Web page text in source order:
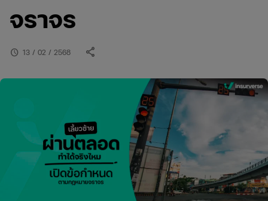
จราจร
schedule 13 / 02 / 2568 share